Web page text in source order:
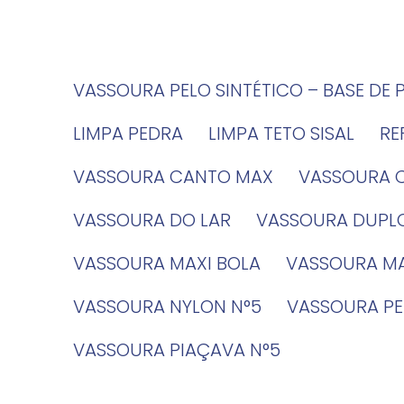
VASSOURA PELO SINTÉTICO – BASE DE
LIMPA PEDRA
LIMPA TETO SISAL
VASSOURA CANTO MAX
VASSOURA
VASSOURA DO LAR
VASSOURA
VASSOURA MAXI BOLA
VASSOURA
VASSOURA NYLON N°5
VASSOURA
VASSOURA PIAÇAVA N°5